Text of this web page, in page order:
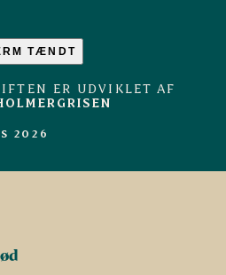
TÆNDT
danske landmænd
ER UDVIKLET AF
2026